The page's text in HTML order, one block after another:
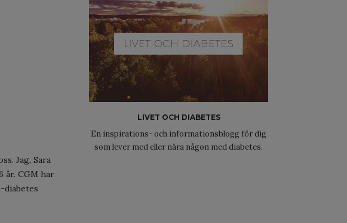
Jag, Sara
år. CGM har
diabetes
LIVET OCH DIABETES
En inspirations- och informationsblogg för dig
som lever med eller nära någon med diabetes.